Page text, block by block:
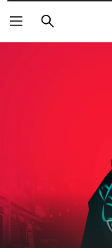
Buscar